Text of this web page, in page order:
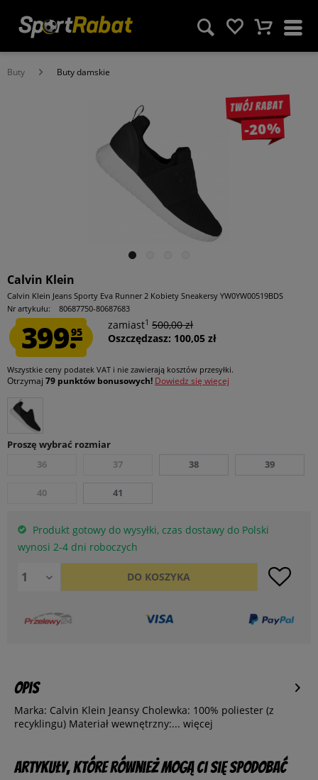
Buty Buty damskie
Twój rabat
-20%
Calvin Klein
Calvin Klein Jeans Sporty Eva Runner 2 Kobiety Sneakersy YW0YW00519BDS
Nr artykułu:
80687750-80687683
399.95
zamiast1 500,00 zł
Oszczędzasz: 100,05 zł
Wszystkie ceny podatek VAT i nie zawierają kosztów przesyłki.
Otrzymaj 79 punktów bonusowych! Dowiedz się więcej
Proszę wybrać rozmiar
36
37 38 39
40 41
Produkt gotowy do wysyłki, czas dostawy do Polski
wynosi 2-4 dni roboczych
DO KOSZYKA
Opis
Marka: Calvin Klein Jeansy Cholewka: 100% poliester (z
recyklingu) Materiał wewnętrzny:... więcej
Artykuły, które również mogą Ci się spodobać